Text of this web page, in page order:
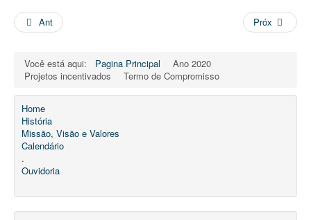
Ant Próx
Você está aqui: Pagina Principal
Ano 2020
Projetos incentivados
Termo de Compromisso
Home
História
Missão, Visão e Valores
Calendário
.
Ouvidoria